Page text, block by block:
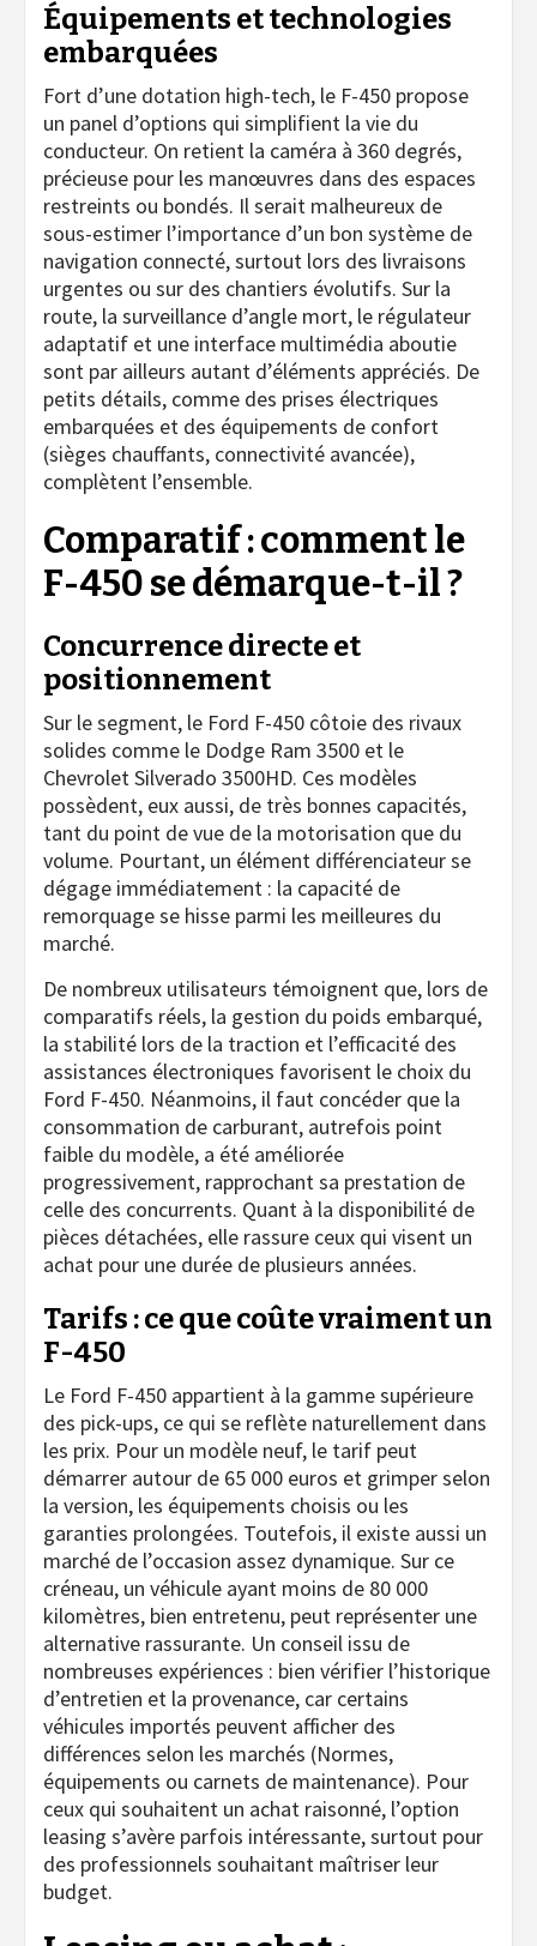
Équipements et technologies
embarquées
Fort d’une dotation high-tech, le F-450 propose
un panel d’options qui simplifient la vie du
conducteur. On retient la caméra à 360 degrés,
précieuse pour les manœuvres dans des espaces
restreints ou bondés. Il serait malheureux de
sous-estimer l’importance d’un bon système de
navigation connecté, surtout lors des livraisons
urgentes ou sur des chantiers évolutifs. Sur la
route, la surveillance d’angle mort, le régulateur
adaptatif et une interface multimédia aboutie
sont par ailleurs autant d’éléments appréciés. De
petits détails, comme des prises électriques
embarquées et des équipements de confort
(sièges chauffants, connectivité avancée),
complètent l’ensemble.
Comparatif : comment le
F-450 se démarque-t-il ?
Concurrence directe et
positionnement
Sur le segment, le Ford F-450 côtoie des rivaux
solides comme le Dodge Ram 3500 et le
Chevrolet Silverado 3500HD. Ces modèles
possèdent, eux aussi, de très bonnes capacités,
tant du point de vue de la motorisation que du
volume. Pourtant, un élément différenciateur se
dégage immédiatement : la capacité de
remorquage se hisse parmi les meilleures du
marché.
De nombreux utilisateurs témoignent que, lors de
comparatifs réels, la gestion du poids embarqué,
la stabilité lors de la traction et l’efficacité des
assistances électroniques favorisent le choix du
Ford F-450. Néanmoins, il faut concéder que la
consommation de carburant, autrefois point
faible du modèle, a été améliorée
progressivement, rapprochant sa prestation de
celle des concurrents. Quant à la disponibilité de
pièces détachées, elle rassure ceux qui visent un
achat pour une durée de plusieurs années.
Tarifs : ce que coûte vraiment un
F-450
Le Ford F-450 appartient à la gamme supérieure
des pick-ups, ce qui se reflète naturellement dans
les prix. Pour un modèle neuf, le tarif peut
démarrer autour de 65 000 euros et grimper selon
la version, les équipements choisis ou les
garanties prolongées. Toutefois, il existe aussi un
marché de l’occasion assez dynamique. Sur ce
créneau, un véhicule ayant moins de 80 000
kilomètres, bien entretenu, peut représenter une
alternative rassurante. Un conseil issu de
nombreuses expériences : bien vérifier l’historique
d’entretien et la provenance, car certains
véhicules importés peuvent afficher des
différences selon les marchés (Normes,
équipements ou carnets de maintenance). Pour
ceux qui souhaitent un achat raisonné, l’option
leasing s’avère parfois intéressante, surtout pour
des professionnels souhaitant maîtriser leur
budget.